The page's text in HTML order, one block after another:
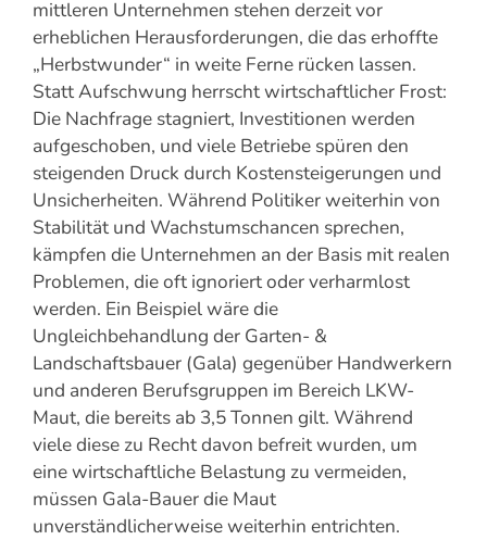
mittleren Unternehmen stehen derzeit vor
erheblichen Herausforderungen, die das erhoffte
„Herbstwunder“ in weite Ferne rücken lassen.
Statt Aufschwung herrscht wirtschaftlicher Frost:
Die Nachfrage stagniert, Investitionen werden
aufgeschoben, und viele Betriebe spüren den
steigenden Druck durch Kostensteigerungen und
Unsicherheiten. Während Politiker weiterhin von
Stabilität und Wachstumschancen sprechen,
kämpfen die Unternehmen an der Basis mit realen
Problemen, die oft ignoriert oder verharmlost
werden. Ein Beispiel wäre die
Ungleichbehandlung der Garten- &
Landschaftsbauer (Gala) gegenüber Handwerkern
und anderen Berufsgruppen im Bereich LKW-
Maut, die bereits ab 3,5 Tonnen gilt. Während
viele diese zu Recht davon befreit wurden, um
eine wirtschaftliche Belastung zu vermeiden,
müssen Gala-Bauer die Maut
unverständlicherweise weiterhin entrichten.